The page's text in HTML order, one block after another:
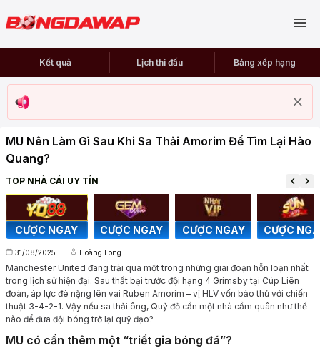
Kết quả Lịch thi đấu Bảng xếp hạng
MU Nên Làm Gì Sau Khi Sa Thải Amorim Để Tìm Lại Hào
Quang?
TOP NHÀ CÁI UY TÍN
CƯỢC NGAY CƯỢC NGAY CƯỢC NGAY CƯỢC
31/08/2025 Hoàng Long
Manchester United đang trải qua một trong những giai đoạn hỗn loạn nhất
trong lịch sử hiện đại. Sau thất bại trước đội hạng 4 Grimsby tại Cúp Liên
đoàn, áp lực đè nặng lên vai Ruben Amorim – vị HLV vốn bảo thủ với chiến
thuật 3-4-2-1. Vậy nếu sa thải ông, Quỷ đỏ cần một nhà cầm quân như thế
nào để đưa đội bóng trở lại quỹ đạo?
MU có cần thêm một “triết gia bóng đá”?